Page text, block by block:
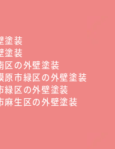
塗装
塗装
区の外壁塗装
原市緑区の外壁塗装
緑区の外壁塗装
麻生区の外壁塗装